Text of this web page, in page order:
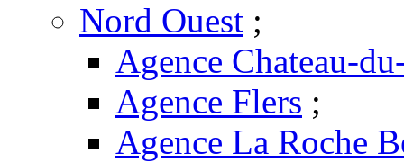
Nord Ouest ;
Agence Chateau-
Agence Flers ;
Agence La Roche